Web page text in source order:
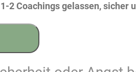
2 Coachings gelassen, sicher